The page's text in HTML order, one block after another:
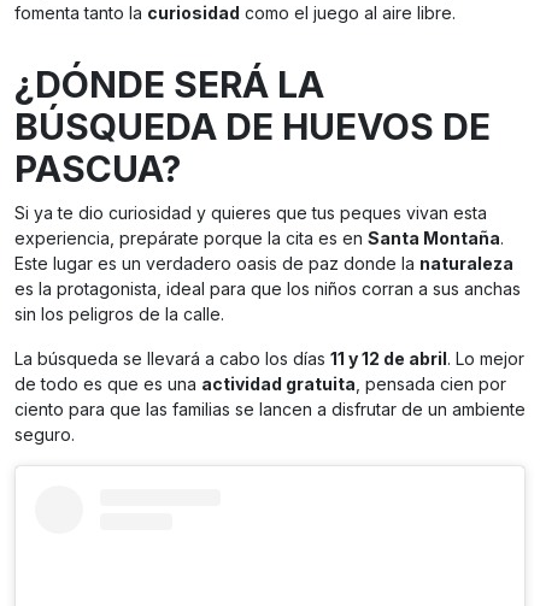
fomenta tanto la curiosidad como el juego al aire libre.
¿DÓNDE SERÁ LA
BÚSQUEDA DE HUEVOS DE
PASCUA?
Si ya te dio curiosidad y quieres que tus peques vivan esta
experiencia, prepárate porque la cita es en Santa Montaña.
Este lugar es un verdadero oasis de paz donde la naturaleza
es la protagonista, ideal para que los niños corran a sus anchas
sin los peligros de la calle.
La búsqueda se llevará a cabo los días 11 y 12 de abril. Lo mejor
de todo es que es una actividad gratuita , pensada cien por
ciento para que las familias se lancen a disfrutar de un ambiente
seguro.